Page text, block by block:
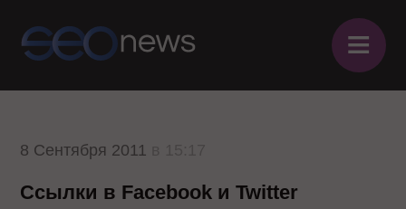
≡
8 Сентября 2011
Ссылки в Facebook и Twitter